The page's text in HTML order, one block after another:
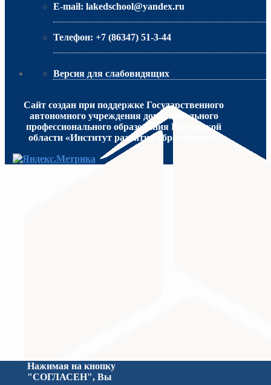
МИНИСТЕРСТВО ПРОСВЕЩЕНИЯ
E-mail: lakedschool@yandex.ru
Телефон: +7 (86347) 51-3-44
Версия для слабовидящих
Сайт создан при поддержке Государственного
автономного учреждения дополнительного
профессионального образования Ростовской
области «Институт развития образования».
Нажимая на кнопку
"СОГЛАСЕН", Вы